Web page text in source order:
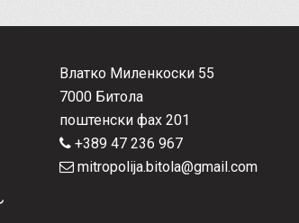
Влатко Миленкоски 55
7000 Битола
поштенски фах 201
+389 47 236 967
mitropolija.bitola@gmail.com